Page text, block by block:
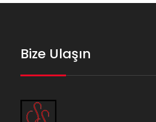
Bize Ulaşın